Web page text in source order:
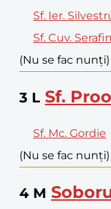
Sf. Ier.
Sf. Cuv.
(Nu se fac nunți)
3 L Sf.
Sf. Mc. Gordie
(Nu se fac nunți)
4 M